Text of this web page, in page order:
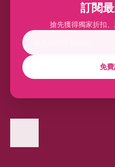
訂閱
搶先獲得獨家折扣
免